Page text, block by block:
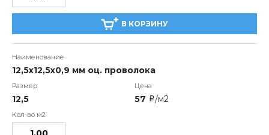
В КОРЗИНУ
12,5х12,5х0,9 мм оц. проволока
12,5 57 i/м2